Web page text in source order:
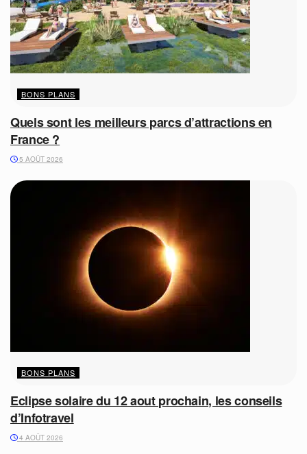
BONS PLANS
Quels sont les meilleurs parcs d’attractions en
France ?
5 AOÛT 2026
BONS PLANS
Eclipse solaire du 12 aout prochain, les conseils
d’Infotravel
4 AOÛT 2026